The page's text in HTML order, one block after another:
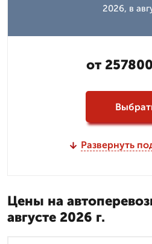
2026, в
от
Развернуть
Цены на
августе 2026 г.